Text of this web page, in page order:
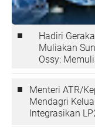
Hadiri
Muliakan
Ossy:
Menteri ATR/
Mendagri
Integrasikan